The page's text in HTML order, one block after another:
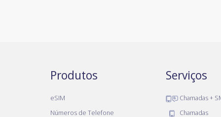
Produtos
eSIM
Números de Telefone
Serviços
Chamadas +
Chamadas